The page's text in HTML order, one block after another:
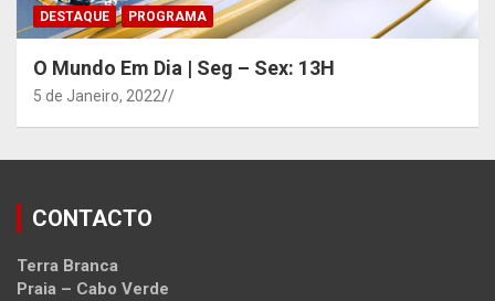
DESTAQUE PROGRAMA
O Mundo Em Dia | Seg – Sex: 13H
5 de Janeiro, 2022 /
CONTACTO
Terra Branca
Praia – Cabo Verde